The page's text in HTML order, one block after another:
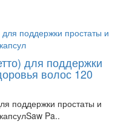
для поддержки
волос 120
поддержки простаты и
Pa..